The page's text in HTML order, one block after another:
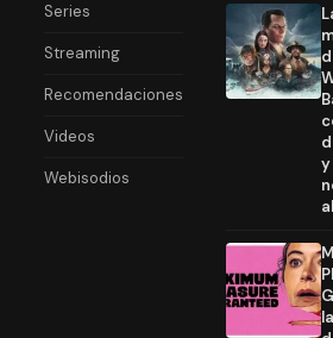
Series
Streaming
Recomendaciones
Videos
Webisodios
y